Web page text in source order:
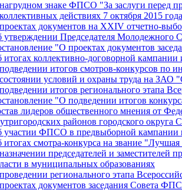
знаке ФПСО "За заслуги перед
действиях 7 октября 2015 года
документов на XXIV отчетно-
утверждении Председателя Молодежного
"О проектах документов
итогах коллективно-договорной
итогов смотров-конкурсов по
условий и охраны труда на ЗАО
итогов регионального этапа
"О подведении итогов
лидеров общественного мнения от
районов городского округа
участии ФПСО в предвыборной кампании
итогах смотра-конкурса на звание
председателей и заместителей
в муниципальных образованиях
регионального этапа
документов заседания Совета